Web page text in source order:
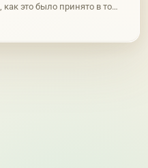
это было принято в то